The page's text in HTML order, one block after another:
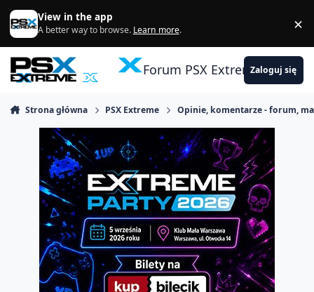
Skocz do zawartości
View in the app
A better way to browse. Learn more. ×
Forum PSX ExtremeZaloguj się
Strona główna PSX Extreme Opinie, komentarze - forum,